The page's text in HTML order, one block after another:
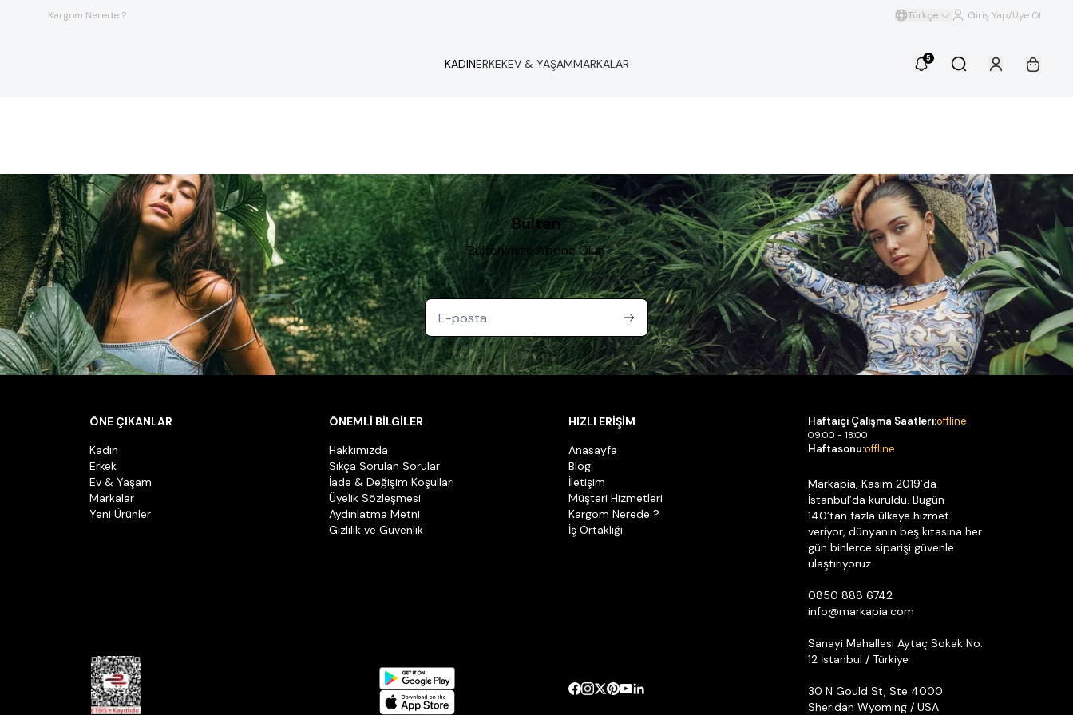
Kargom Nerede ? Türkçe Giriş Yap/Üye Ol
KADINERKEKEV & YAŞAMMARKALAR 5
Bülten
Bültenimize Abone Olun
ÖNE ÇIKANLAR
Kadın
Erkek
Ev & Yaşam
Markalar
Yeni Ürünler
ÖNEMLİ BİLGİLER
Hakkımızda
Sıkça Sorulan Sorular
İade & Değişim Koşulları
Üyelik Sözleşmesi
Aydınlatma Metni
Gizlilik ve Güvenlik
HIZLI ERİŞİM
Anasayfa
Blog
İletişim
Müşteri Hizmetleri
Kargom Nerede ?
İş Ortaklığı
Haftaiçi Çalışma Saatleri:offline
09:00 - 18:00
Haftasonu:offline
Markapia, Kasım 2019’da
İstanbul’da kuruldu. Bugün
140’tan fazla ülkeye hizmet
veriyor, dünyanın beş kıtasına her
gün binlerce siparişi güvenle
ulaştırıyoruz.
0850 888 6742
info@markapia.com
Sanayi Mahallesi Aytaç Sokak No:
12 İstanbul / Türkiye
30 N Gould St, Ste 4000
Sheridan Wyoming / USA